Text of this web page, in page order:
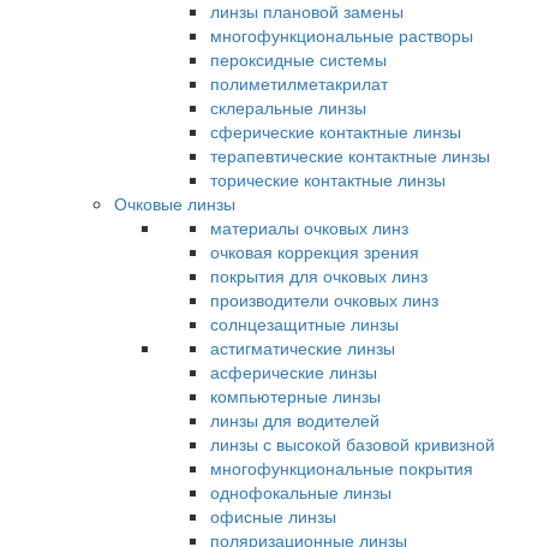
линзы плановой замены
многофункциональные растворы
пероксидные системы
полиметилметакрилат
склеральные линзы
сферические контактные линзы
терапевтические контактные линзы
торические контактные линзы
Очковые линзы
материалы очковых линз
очковая коррекция зрения
покрытия для очковых линз
производители очковых линз
солнцезащитные линзы
астигматические линзы
асферические линзы
компьютерные линзы
линзы для водителей
линзы с высокой базовой кривизной
многофункциональные покрытия
однофокальные линзы
офисные линзы
поляризационные линзы